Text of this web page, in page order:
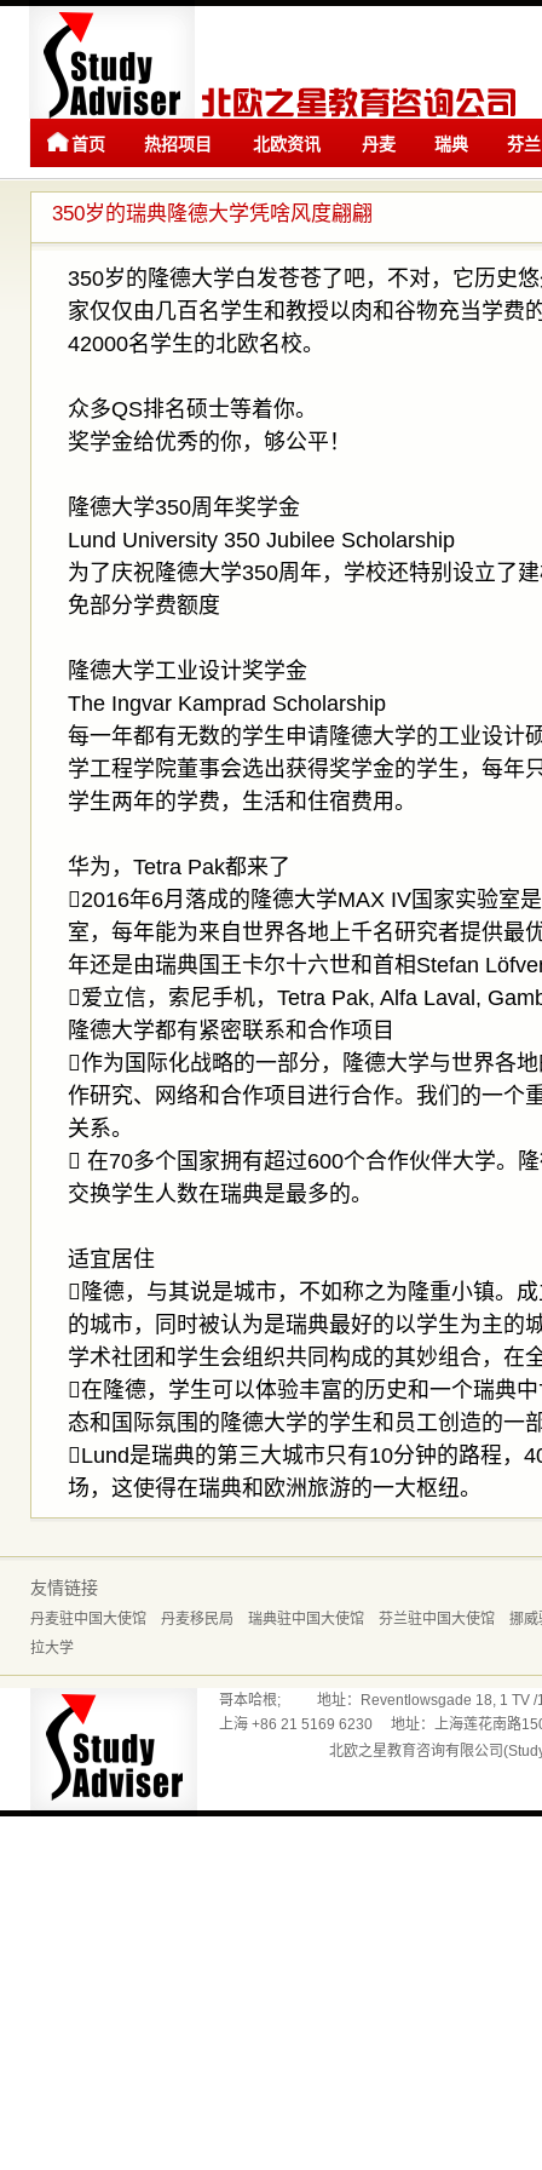
首页 热招项目 北欧资讯 丹麦
留学
瑞典
留学
芬兰
350岁的瑞典隆德大学凭啥风度翩翩
350岁的隆德大学白发苍苍了吧，不对，它历史
家仅仅由几百名学生和教授以肉和谷物充当学费
42000名学生的北欧名校。
众多QS排名硕士等着你。
奖学金给优秀的你，够公平！
隆德大学350周年奖学金
Lund University 350 Jubilee Scholarship
为了庆祝隆德大学350周年，学校还特别设立了
免部分学费额度
隆德大学工业设计奖学金
The Ingvar Kamprad Scholarship
每一年都有无数的学生申请隆德大学的工业设计
学工程学院董事会选出获得奖学金的学生，每年
学生两年的学费，生活和住宿费用。
华为，Tetra Pak都来了
2016年6月落成的隆德大学MAX IV国家实验室
室，每年能为来自世界各地上千名研究者提供最
年还是由瑞典国王卡尔十六世和首相Stefan
爱立信，索尼手机，Tetra Pak, Alfa Laval,
隆德大学都有紧密联系和合作项目
作为国际化战略的一部分，隆德大学与世界各
作研究、网络和合作项目进行合作。我们的一个
关系。
 在70多个国家拥有超过600个合作伙伴大学。
交换学生人数在瑞典是最多的。
适宜居住
隆德，与其说是城市，不如称之为隆重小镇。
的城市，同时被认为是瑞典最好的以学生为主的
学术社团和学生会组织共同构成的其妙组合，在
在隆德，学生可以体验丰富的历史和一个瑞典
态和国际氛围的隆德大学的学生和员工创造的一
Lund是瑞典的第三大城市只有10分钟的路程，
场，这使得在瑞典和欧洲旅游的一大枢纽。
友情链接
丹麦驻中国大使馆 丹麦移民局 瑞典驻中国大使馆 芬兰驻中国大使馆
挪威
拉大学
哥本哈根; 地址：Reventlowsgade 18, 1 TV /
上海 +86 21 5169 6230 地址：上海莲花南路
北欧之星教育咨询有限公司